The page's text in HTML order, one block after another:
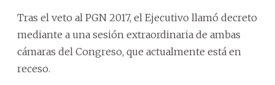
Tras el veto al PGN 2017, el Ejecutivo llamó decreto
mediante a una sesión extraordinaria de ambas
cámaras del Congreso, que actualmente está en
receso.